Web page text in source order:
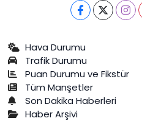
Hava Durumu
Trafik Durumu
Puan Durumu ve Fikstür
Tüm Manşetler
Son Dakika Haberleri
Haber Arşivi